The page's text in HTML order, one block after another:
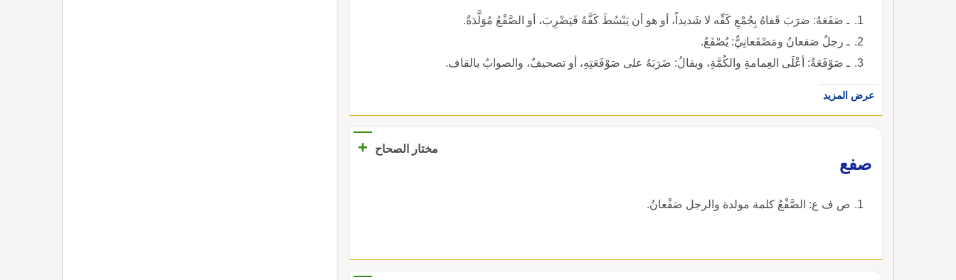
ـ صَفَعَهُ: ضرَبَ قَفاهُ بِجُمْعِ كَفِّه لا شَديداً، أو هو أن يَبْسُطَ كَفَّهُ فَيَضْرِبَ، أو الصَّفْعُ مُوَلَّدَةٌ.
ـ رجلٌ صَفعانُ ومَصْفَعانِيٌّ: يُصْفَعُ.
ـ صَوْفَعَةُ: أعْلَى العِمامةِ والكُمَّةِ، ويقالُ: ضَرَبَهُ على صَوْفَعَتِهِ، أو تصحيفٌ، والصوابُ بالقاف.
عرض المزيد
مختار الصحاح
+
صفع
ص ف ع: الصَّفْعُ كلمة مولدة والرجل صَفْعانُ.